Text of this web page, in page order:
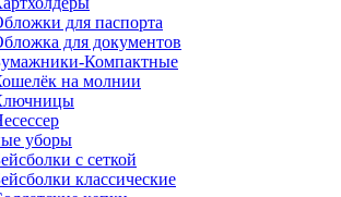
для паспорта
для документов
Компактные
на молнии
уборы
с сеткой
классические